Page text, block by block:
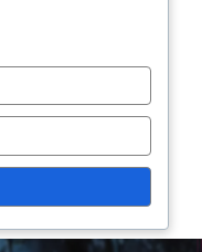
in this browser for